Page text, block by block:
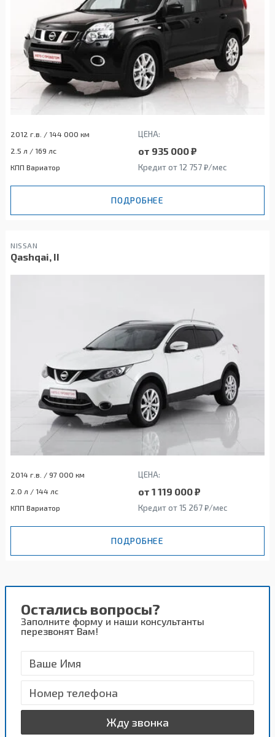
2012 г.в. / 144 000 км ЦЕНА:
2.5 л / 169 лс от 935 000 ₽
КПП Вариатор Кредит от 12 757 ₽/мес
ПОДРОБНЕЕ
NISSAN
Qashqai, II
2014 г.в. / 97 000 км ЦЕНА:
2.0 л / 144 лс от 1 119 000 ₽
КПП Вариатор Кредит от 15 267 ₽/мес
ПОДРОБНЕЕ
Остались вопросы?
Заполните форму и наши консультанты
перезвонят Вам!
Жду звонка